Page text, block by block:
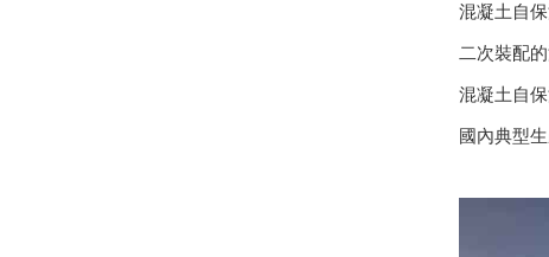
混凝土自
二次裝配
混凝土自
國內典型